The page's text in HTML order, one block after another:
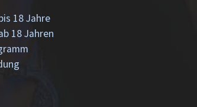
18 Jahre
18 Jahren